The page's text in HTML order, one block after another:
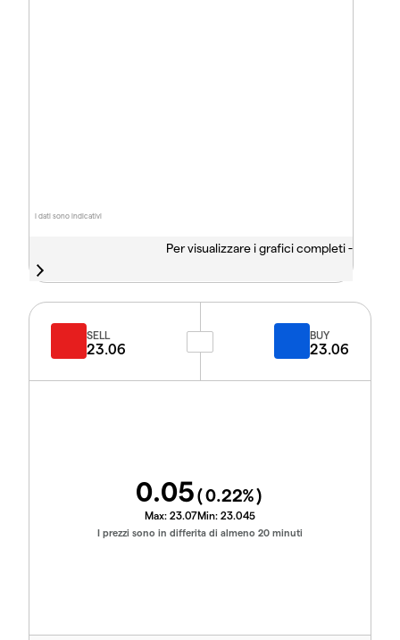
I dati sono indicativi
Per visualizzare i grafici completi -
SELL
23.06
BUY
23.06
0.05(0.22%)
Max: 23.07Min: 23.045
I prezzi sono in differita di almeno 20 minuti